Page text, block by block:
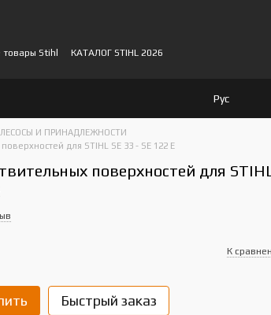
Stihl
КАТАЛОГ STIHL 2026
Рус
И ПРИНАДЛЕЖНОСТИ
для STIHL SE 33 - SE 122 E
поверхностей для
К
Быстрый заказ